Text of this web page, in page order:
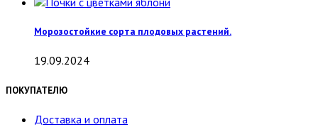
Морозостойкие сорта плодовых растений.
19.09.2024
ПОКУПАТЕЛЮ
Доставка и оплата